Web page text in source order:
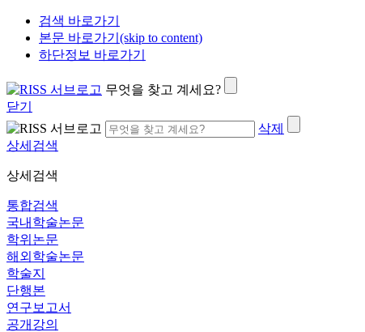
검색 바로가기
본문 바로가기(skip to content)
하단정보 바로가기
무엇을 찾고 계세요?
닫기
삭제
상세검색
상세검색
통합검색
국내학술논문
학위논문
해외학술논문
학술지
단행본
연구보고서
공개강의